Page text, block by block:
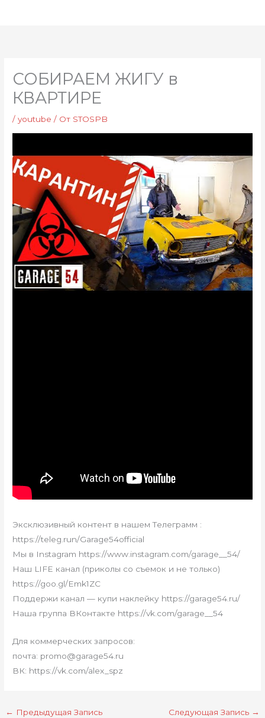
СОБИРАЕМ ЖИГУ в
КВАРТИРЕ
/youtube / От STOSPB
Эксклюзивный контент в нашем Телеграмм :
https://teleg.run/Garage54official
Мы в Instagram https://www.instagram.com/garage__54/
Наш LIFE канал (приколы со съемок и не только)
https://goo.gl/Emk1ZC
Поддержи канал — купи наклейку https://garage54.ru/
Наша группа ВКонтакте https://vk.com/garage__54
Для коммерческих запросов:
почта: promo@garage54.ru
ВК: https://vk.com/alex_spz
← Предыдущая Запись Следующая Запись →